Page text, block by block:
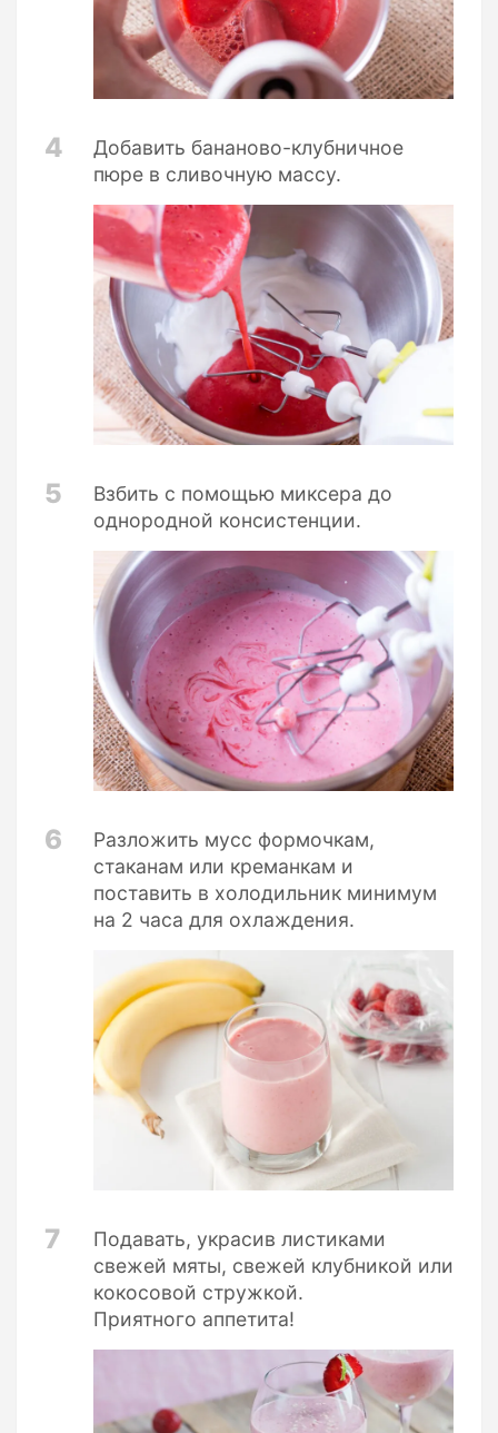
4
Добавить бананово-клубничное
пюре в сливочную массу.
5
Взбить с помощью миксера до
однородной консистенции.
6
Разложить мусс формочкам,
стаканам или креманкам и
поставить в холодильник минимум
на 2 часа для охлаждения.
7
Подавать, украсив листиками
свежей мяты, свежей клубникой или
кокосовой стружкой.
Приятного аппетита!